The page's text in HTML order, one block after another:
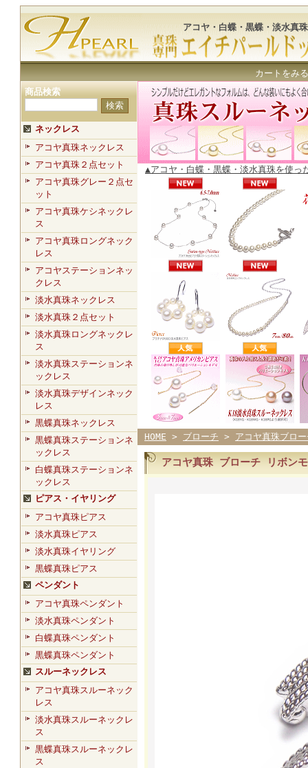
アコヤ・白蝶・黒蝶・淡水真
カートをみる
商品検索
ネックレス
アコヤ真珠ネックレス
アコヤ真珠２点セット
アコヤ真珠グレー２点セ
ット
アコヤ真珠ケシネックレ
ス
アコヤ真珠ロングネック
レス
アコヤステーションネッ
クレス
淡水真珠ネックレス
淡水真珠２点セット
淡水真珠ロングネックレ
ス
淡水真珠ステーションネ
ックレス
淡水真珠デザインネック
レス
黒蝶真珠ネックレス
黒蝶真珠ステーションネ
ックレス
白蝶真珠ステーションネ
ックレス
ピアス・イヤリング
アコヤ真珠ピアス
淡水真珠ピアス
淡水真珠イヤリング
黒蝶真珠ピアス
ペンダント
アコヤ真珠ペンダント
淡水真珠ペンダント
白蝶真珠ペンダント
黒蝶真珠ペンダント
スルーネックレス
アコヤ真珠スルーネック
レス
淡水真珠スルーネックレ
ス
黒蝶真珠スルーネックレ
ス
▲アコヤ・白蝶・黒蝶・淡水真珠を使っ
HOME > ブローチ > アコヤ真珠ブロ
アコヤ真珠 ブローチ リボン